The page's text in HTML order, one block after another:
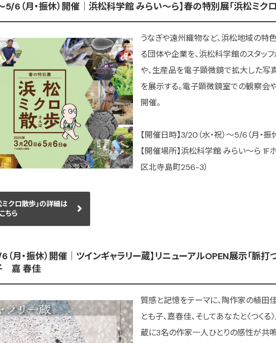
～5/6（月・振休）開催｜浜松科学館 みらい～ら】春の特別展「浜松ミク
うなぎや遠州織物など、浜松地域の特
る団体や企業を、浜松科学館のスタッ
や、生産品を電子顕微鏡で拡大した写
を展示する。電子顕微鏡室での観察会
開催。
【開催日時】3/20（水・祝）～5/6（月・
【開催場所】浜松科学館 みらい～ら 1F
区北寺島町256-3）
クロ散歩」の詳細は
こちら
6（月・振休）開催｜ツインギャラリー蔵】リニューアルOPEN展示「脈打
嘉 春佳
質感と記憶をテーマに、陶作家の植田
とも子、嘉春佳、そしてあなたと〈つく
蔵に3名の作家一人ひとりの感性が共